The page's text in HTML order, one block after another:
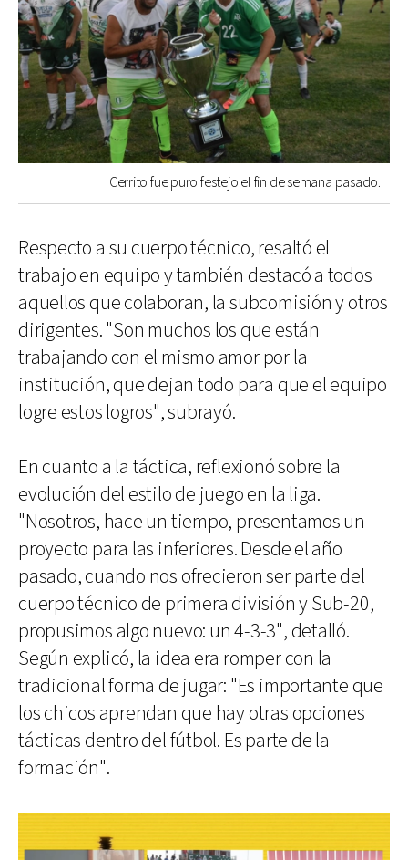
Cerrito fue puro festejo el fin de semana pasado.
Respecto a su cuerpo técnico, resaltó el
trabajo en equipo y también destacó a todos
aquellos que colaboran, la subcomisión y otros
dirigentes. "Son muchos los que están
trabajando con el mismo amor por la
institución, que dejan todo para que el equipo
logre estos logros", subrayó.
En cuanto a la táctica, reflexionó sobre la
evolución del estilo de juego en la liga.
"Nosotros, hace un tiempo, presentamos un
proyecto para las inferiores. Desde el año
pasado, cuando nos ofrecieron ser parte del
cuerpo técnico de primera división y Sub-20,
propusimos algo nuevo: un 4-3-3", detalló.
Según explicó, la idea era romper con la
tradicional forma de jugar: "Es importante que
los chicos aprendan que hay otras opciones
tácticas dentro del fútbol. Es parte de la
formación".